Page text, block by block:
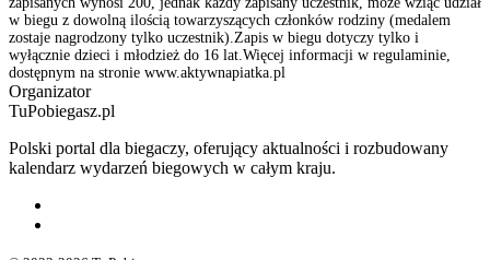
w biegu z dowolną ilością towarzyszących członków rodziny (medalem
zostaje nagrodzony tylko uczestnik).Zapis w biegu dotyczy tylko i
wyłącznie dzieci i młodzież do 16 lat.Więcej informacji w regulaminie,
dostępnym na stronie www.aktywnapiatka.pl
Organizator
TuPobiegasz.pl
Polski portal dla biegaczy, oferujący aktualności i rozbudowany
kalendarz wydarzeń biegowych w całym kraju.